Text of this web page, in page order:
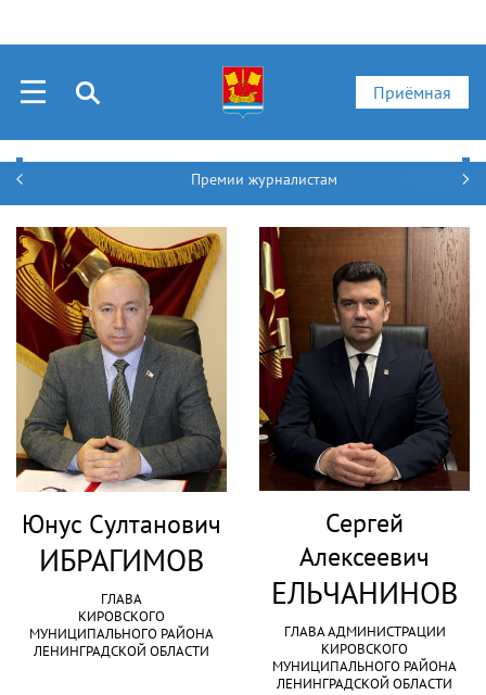
Приёмная
Премии журналистам
Юнус Султанович
ИБРАГИМОВ
ГЛАВА
КИРОВСКОГО
МУНИЦИПАЛЬНОГО РАЙОНА
ЛЕНИНГРАДСКОЙ ОБЛАСТИ
Сергей
Алексеевич
ЕЛЬЧАНИНОВ
ГЛАВА АДМИНИСТРАЦИИ
КИРОВСКОГО
МУНИЦИПАЛЬНОГО РАЙОНА
ЛЕНИНГРАДСКОЙ ОБЛАСТИ